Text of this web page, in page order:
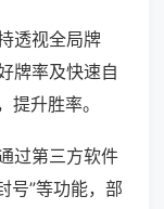
透视全局牌
牌率及快速自
升胜率。
过第三方软件
号”等功能，部